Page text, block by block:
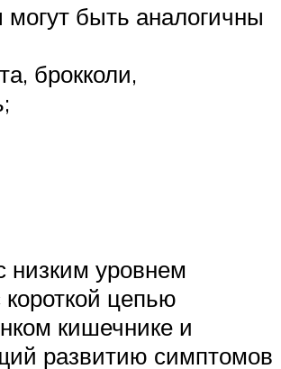
быть аналогичны
брокколи,
низким уровнем
цепью
кишечнике и
развитию симптомов